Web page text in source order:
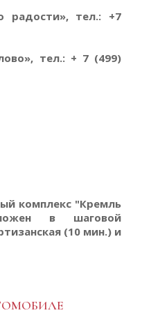
радости», тел.: +7
тел.: + 7 (499)
комплекс "Кремль
в шаговой
(10 мин.) и